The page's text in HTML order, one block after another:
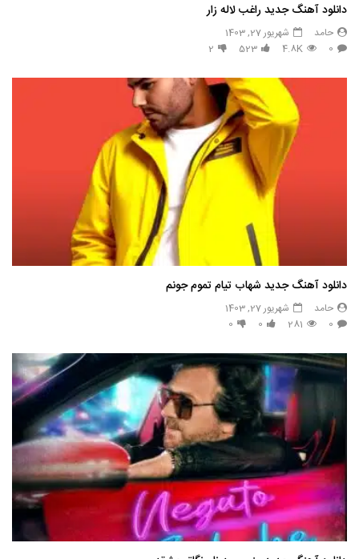
دانلود آهنگ جدید راغب لاله زار
حامد
شهریور 27, 1403
0
4.8K
523
2
دانلود آهنگ جدید شهاب تیام تموم جونم
حامد
شهریور 27, 1403
0
281
0
0